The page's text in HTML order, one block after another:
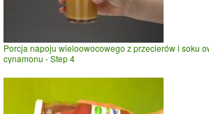
Porcja napoju wieloowocowego z przecierów i soku
cynamonu - Step 4